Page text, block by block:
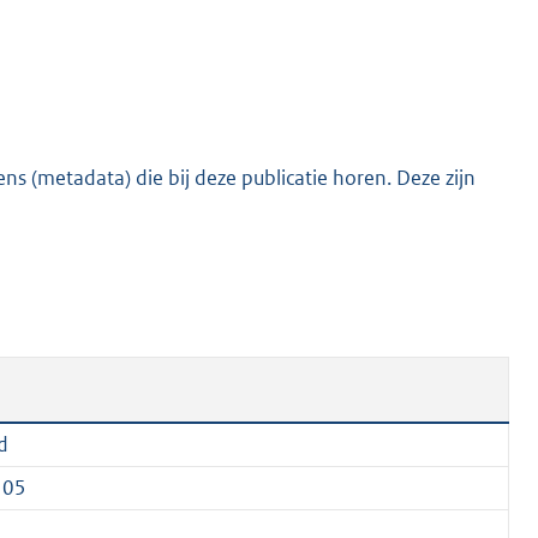
(metadata) die bij deze publicatie horen. Deze zijn